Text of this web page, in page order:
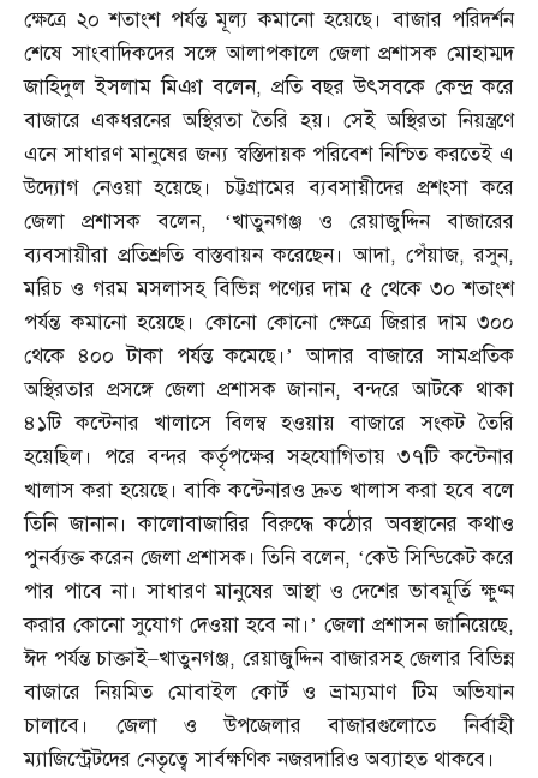
ক্ষেত্রে ২০ শতাংশ পর্যন্ত মূল্য কমানো হয়েছে। বাজার পরিদর্শন
শেষে সাংবাদিকদের সঙ্গে আলাপকালে জেলা প্রশাসক মোহাম্মদ
জাহিদুল ইসলাম মিঞা বলেন, প্রতি বছর উৎসবকে কেন্দ্র করে
বাজারে একধরনের অস্থিরতা তৈরি হয়। সেই অস্থিরতা নিয়ন্ত্রণে
এনে সাধারণ মানুষের জন্য স্বস্তিদায়ক পরিবেশ নিশ্চিত করতেই এ
উদ্যোগ নেওয়া হয়েছে। চট্টগ্রামের ব্যবসায়ীদের প্রশংসা করে
জেলা প্রশাসক বলেন, ‘খাতুনগঞ্জ ও রেয়াজুদ্দিন বাজারের
ব্যবসায়ীরা প্রতিশ্রুতি বাস্তবায়ন করেছেন। আদা, পেঁয়াজ,রসুন,
মরিচ ও গরম মসলাসহ বিভিন্ন পণ্যের দাম ৫ থেকে ৩০ শতাংশ
পর্যন্ত কমানো হয়েছে। কোনো কোনো ক্ষেত্রে জিরার দাম ৩০০
থেকে ৪০০ টাকা পর্যন্ত কমেছে।’ আদার বাজারে সামপ্রতিক
অস্থিরতার প্রসঙ্গে জেলা প্রশাসক জানান,বন্দরে আটকে থাকা
৪১টি কন্টেনার খালাসে বিলম্ব হওয়ায় বাজারে সংকট তৈরি
হয়েছিল। পরে বন্দর কর্তৃপক্ষের সহযোগিতায় ৩৭টি কন্টেনার
খালাস করা হয়েছে। বাকি কন্টেনারও দ্রুত খালাস করা হবে বলে
তিনি জানান। কালোবাজারির বিরুদ্ধে কঠোর অবস্থানের কথাও
পুনর্ব্যক্ত করেন জেলা প্রশাসক। তিনি বলেন, ‘কেউ সিন্ডিকেট করে
পার পাবে না। সাধারণ মানুষের আস্থা ও দেশের ভাবমূর্তি ক্ষুণ্ন
করার কোনো সুযোগ দেওয়া হবে না।’ জেলা প্রশাসন জানিয়েছে,
ঈদ পর্যন্ত চাক্তাই–খাতুনগঞ্জ,রেয়াজুদ্দিন বাজারসহ জেলার বিভিন্ন
বাজারে নিয়মিত মোবাইল কোর্ট ও ভ্রাম্যমাণ টিম অভিযান
চালাবে। জেলা ও উপজেলার বাজারগুলোতে নির্বাহী
ম্যাজিস্ট্রেটদের নেতৃত্বে সার্বক্ষণিক নজরদারিও অব্যাহত থাকবে।